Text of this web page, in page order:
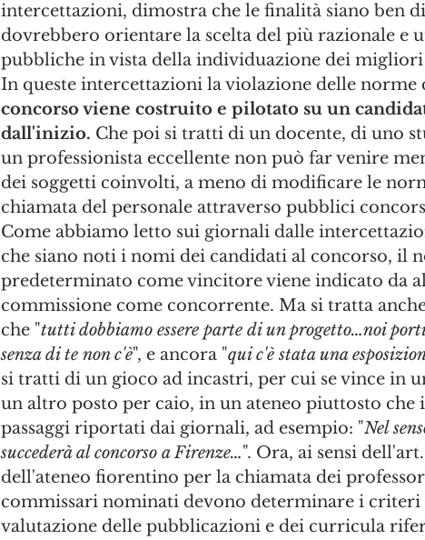
intercettazioni, dimostra che le finalità siano ben
dovrebbero orientare la scelta del più razionale e
pubbliche in vista della individuazione dei migliori
In queste intercettazioni la violazione delle norme
concorso viene costruito e pilotato su un
dall'inizio. Che poi si tratti di un docente, di uno
un professionista eccellente non può far venire
dei soggetti coinvolti, a meno di modificare le
chiamata del personale attraverso pubblici
Come abbiamo letto sui giornali dalle
che siano noti i nomi dei candidati al concorso, il
predeterminato come vincitore viene indicato da
commissione come concorrente. Ma si tratta
che "tutti dobbiamo essere parte di un progetto…noi
senza di te non c'è", e ancora "qui c'è stata una
si tratti di un gioco ad incastri, per cui se vince in
un altro posto per caio, in un ateneo piuttosto che
passaggi riportati dai giornali, ad esempio: "Nel
succederà al concorso a Firenze…". Ora, ai sensi
dell'ateneo fiorentino per la chiamata dei
commissari nominati devono determinare i criteri
valutazione delle pubblicazioni e dei curricula